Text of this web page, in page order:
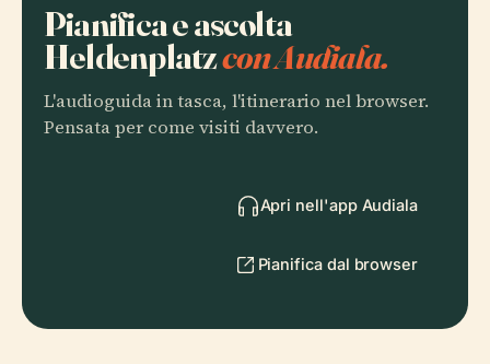
Pianifica e ascolta
Heldenplatzcon Audiala.
L'audioguida in tasca, l'itinerario nel browser.
Pensata per come visiti davvero.
Apri nell'app Audiala
Pianifica dal browser